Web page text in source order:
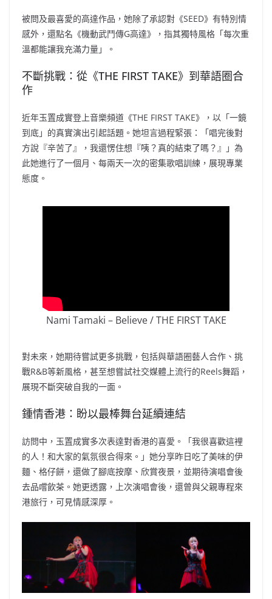
被問及最喜愛的高達作品，她除了承認對《SEED》有特別情
感外，還點名《機動武鬥傳G高達》，指其獨特風格「每次重
溫都能讓我充滿力量」。
不斷挑戰：從《THE FIRST TAKE》到華語圈合
作
近年玉置成實登上音樂頻道《THE FIRST TAKE》，以「一鏡
到底」的真實演出引起話題。她坦言過程緊張：「唱完後對
方說『辛苦了』，我還愣住想『咦？真的結束了嗎？』」為
此她進行了一個月、每兩天一次的密集歌唱訓練，展現專業
態度。
Nami Tamaki – Believe / THE FIRST TAKE
對未來，她期待嘗試更多挑戰，包括與華語圈藝人合作、挑
戰R&B等新風格，甚至想嘗試社交媒體上流行的Reels舞蹈，
展現不斷突破自我的一面。
鍾情香港：盼以最棒舞台延續連結
訪問中，玉置成實多次表達對香港的喜愛。「我很喜歡這裡
的人！和大家的氣氛很合得來。」她分享昨日吃了美味的伊
麵、格仔餅，還做了腳底按摩、欣賞夜景，並期待演唱會後
去品嚐飲茶。她更透露，上次演唱會後，還曾與父親專程來
港旅行，可見情感深厚。